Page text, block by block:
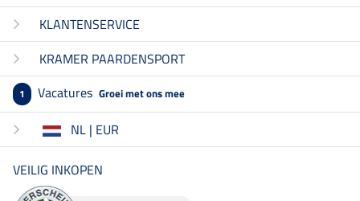
KLANTENSERVICE
KRAMER PAARDENSPORT
1 Vacatures Groei met ons mee
NL | EUR
VEILIG INKOPEN